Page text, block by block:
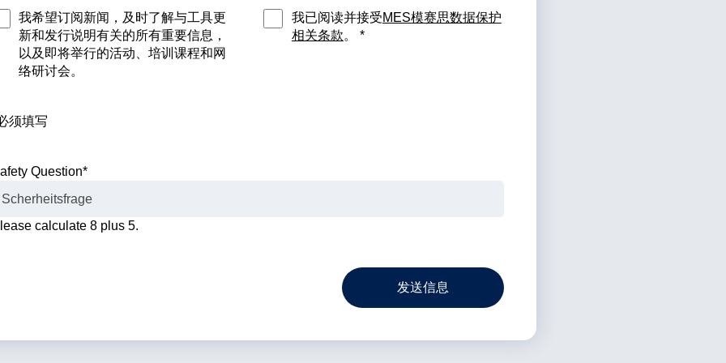
我希望订阅新闻，及时了解与工具更
新和发行说明有关的所有重要信息，
以及即将举行的活动、培训课程和网
络研讨会。
我已阅读并接受MES模赛思数据保护
相关条款。 *
须填写
Question*
calculate 8 plus 5.
发送信息